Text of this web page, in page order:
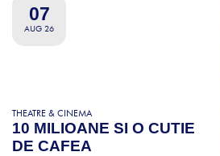
07
AUG 26
THEATRE & CINEMA
10 MILIOANE SI O CUTIE
DE CAFEA